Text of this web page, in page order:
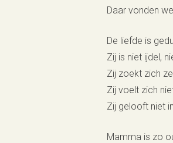
Daar vonden
De liefde is
Zij is niet ijdel,
Zij zoekt zich
Zij voelt zich
Zij gelooft niet
Mamma is zo